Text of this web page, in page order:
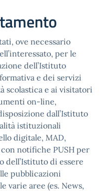
ove necessario
per le
dell’Istituto
e dei servizi
scolastica e ai visitatori
on-line,
dall’Istituto
istituzionali
digitale, MAD,
notifiche PUSH per
dell’Istituto di essere
pubblicazioni
varie aree (es. News,